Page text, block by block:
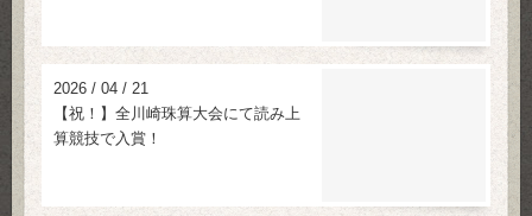
2026 / 04 / 21
【祝！】全川崎珠算大会にて読み上
算競技で入賞！